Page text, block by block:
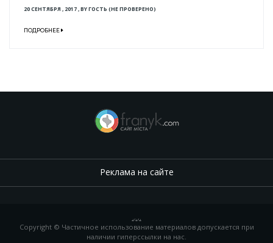
20 СЕНТЯБРЯ , 2017,BYГОСТЬ (НЕ ПРОВЕРЕНО)
ПОДРОБНЕЕ
Реклама на сайте
, ,
Copyright © Частичное использование материалов допускается при
наличии гиперссылки на нас.